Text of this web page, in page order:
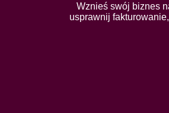
Wznieś swój biznes
usprawnij